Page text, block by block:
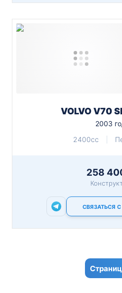
VOLVO V70
2003
2400cc
258
СВЯЗАТЬСЯ